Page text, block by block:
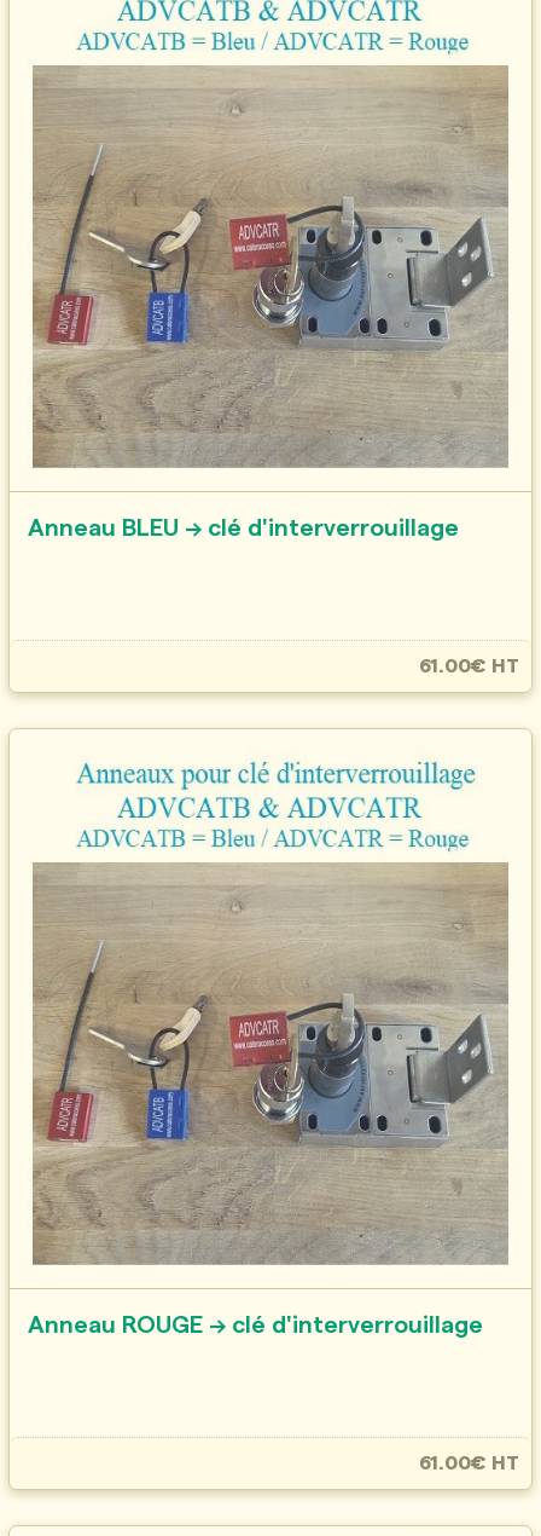
Anneau BLEU → clé d'interverrouillage
61.00€ HT
Anneau ROUGE → clé d'interverrouillage
61.00€ HT